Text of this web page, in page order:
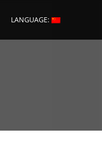
LANGUAGE: